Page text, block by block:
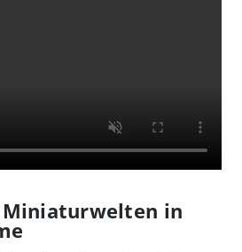
Miniaturwelten in